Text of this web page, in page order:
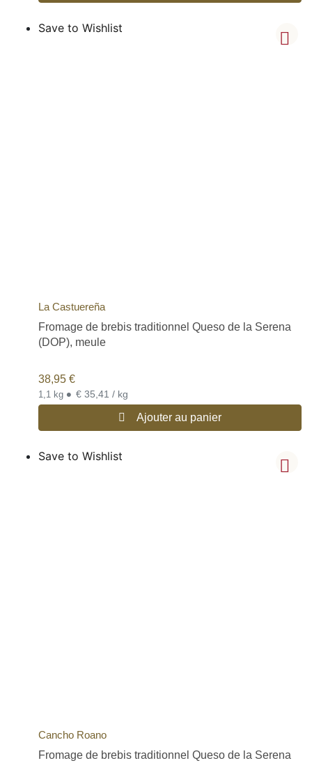
Save to Wishlist
La Castuereña
Fromage de brebis traditionnel Queso de la Serena
(DOP), meule
38,95 €
1,1 kg • € 35,41 / kg
Ajouter au panier
Save to Wishlist
Cancho Roano
Fromage de brebis traditionnel Queso de la Serena